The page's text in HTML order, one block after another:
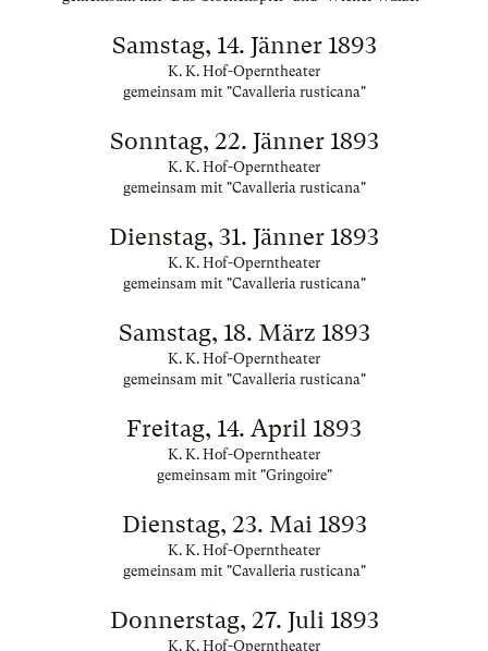
Samstag, 14. Jänner 1893
K. K. Hof-Operntheater
gemeinsam mit "Cavalleria rusticana"
Sonntag, 22. Jänner 1893
K. K. Hof-Operntheater
gemeinsam mit "Cavalleria rusticana"
Dienstag, 31. Jänner 1893
K. K. Hof-Operntheater
gemeinsam mit "Cavalleria rusticana"
Samstag, 18. März 1893
K. K. Hof-Operntheater
gemeinsam mit "Cavalleria rusticana"
Freitag, 14. April 1893
K. K. Hof-Operntheater
gemeinsam mit "Gringoire"
Dienstag, 23. Mai 1893
K. K. Hof-Operntheater
gemeinsam mit "Cavalleria rusticana"
Donnerstag, 27. Juli 1893
K. K. Hof-Operntheater